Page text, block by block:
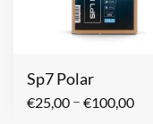
Sp7 Polar
€25,00 – €100,00